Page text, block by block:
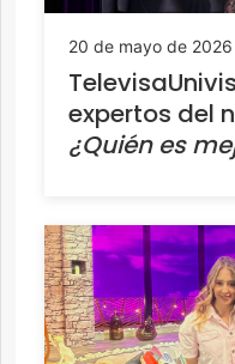
20 de mayo de 2026
expertos del
¿Quién es